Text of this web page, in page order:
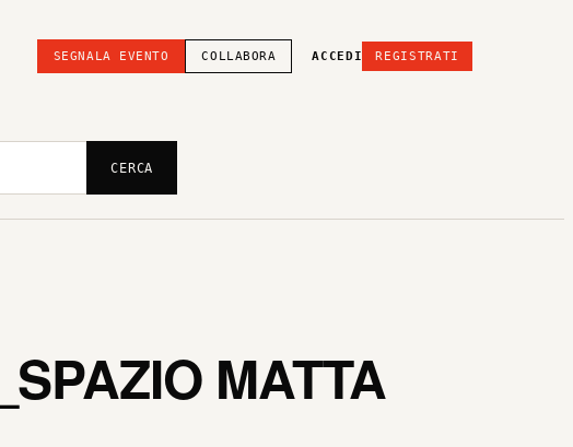
SEGNALA EVENTO COLLABORA ACCEDI REGISTRATI
CERCA
MATTA